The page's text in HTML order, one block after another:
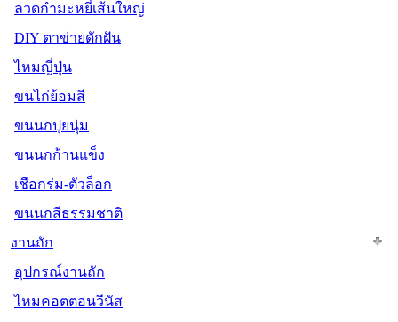
ลวดกำมะหยี่เส้นใหญ่
DIY ตาข่ายดักฝัน
ไหมญี่ปุ่น
ขนไก่ย้อมสี
ขนนกปุยนุ่ม
ขนนกก้านแข็ง
เชือกร่ม-ตัวล็อก
ขนนกสีธรรมชาติ
งานถัก
อุปกรณ์งานถัก
ไหมคอตตอนวีนัส